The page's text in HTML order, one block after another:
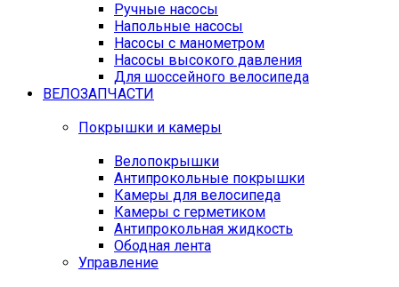
Ручные насосы
Напольные насосы
Насосы с манометром
Насосы высокого давления
Для шоссейного велосипеда
ВЕЛОЗАПЧАСТИ
Покрышки и камеры
Велопокрышки
Антипрокольные покрышки
Камеры для велосипеда
Камеры с герметиком
Антипрокольная жидкость
Ободная лента
Управление